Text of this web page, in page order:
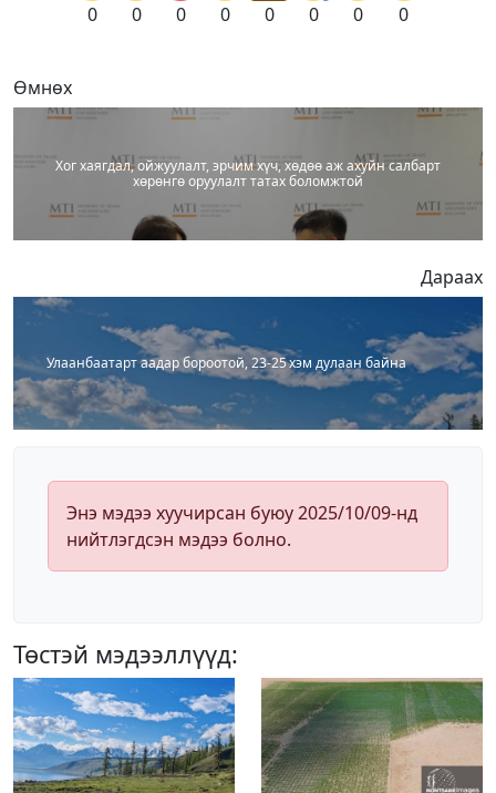
0 0 0 0 0 0 0 0
Өмнөх
Хог хаягдал, ойжуулалт, эрчим хүч, хөдөө аж ахуйн салбарт
хөрөнгө оруулалт татах боломжтой
Дараах
Улаанбаатарт аадар бороотой, 23-25 хэм дулаан байна
Энэ мэдээ хуучирсан буюу 2025/10/09-нд
нийтлэгдсэн мэдээ болно.
Төстэй мэдээллүүд: